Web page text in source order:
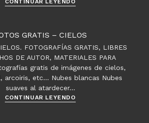
CONTINUAR LEYENDO
Montañas
Rocosas
Nevadas
GRATIS – CIELOS
FOTOGRAFÍAS GRATIS, LIBRES
DE AUTOR, MATERIALES PARA
gratis de imágenes de cielos,
arcoiris, etc... Nubes blancas Nubes
suaves al atardecer…
CONTINUAR LEYENDOFotos